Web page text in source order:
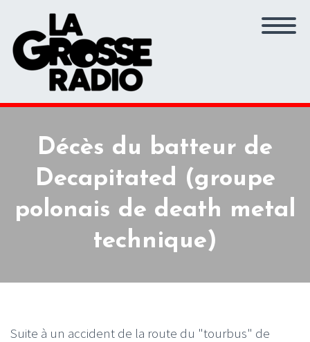
Décès du batteur de
Decapitated (groupe
polonais de death metal
technique)
Suite à un accident de la route du "tourbus" de